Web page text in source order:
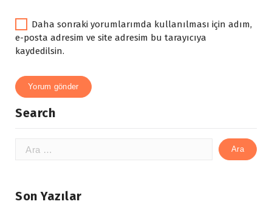
Daha sonraki yorumlarımda kullanılması için adım,
e-posta adresim ve site adresim bu tarayıcıya
kaydedilsin.
Search
Arama:
Son Yazılar